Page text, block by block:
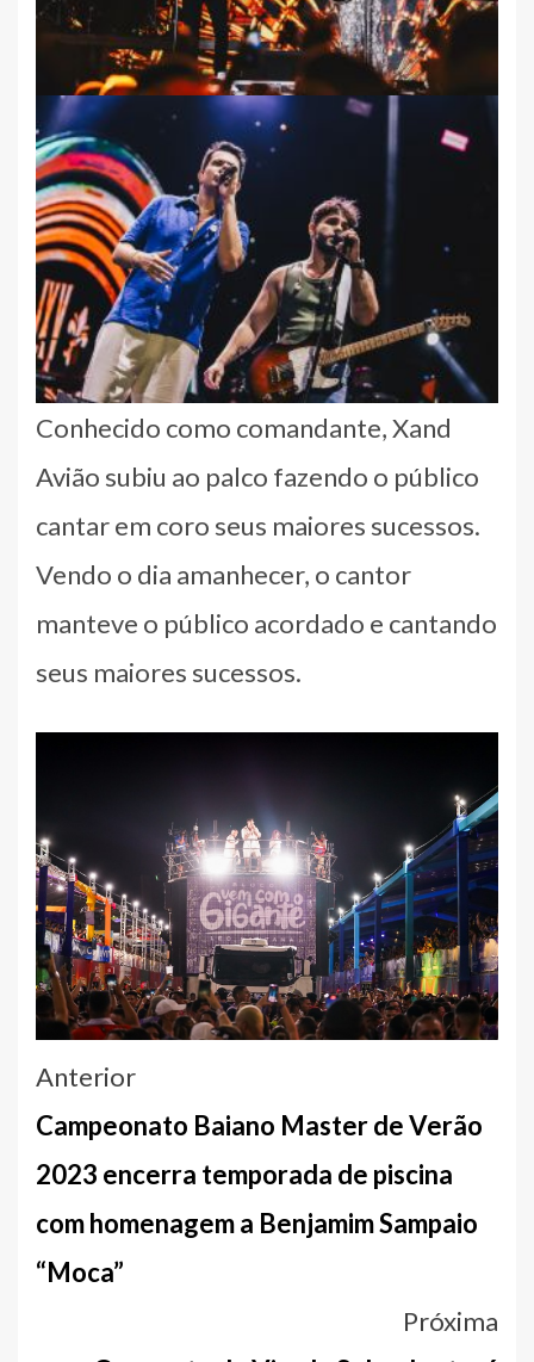
Conhecido como comandante, Xand
Avião subiu ao palco fazendo o público
cantar em coro seus maiores sucessos.
Vendo o dia amanhecer, o cantor
manteve o público acordado e cantando
seus maiores sucessos.
Navegação
entre
notícias
Anterior
Campeonato Baiano Master de Verão
2023 encerra temporada de piscina
com homenagem a Benjamim Sampaio
“Moca”
Próxima